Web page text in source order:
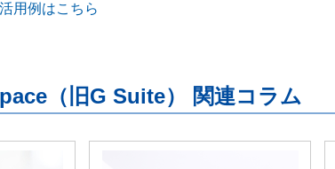
用例はこちら
（旧G Suite） 関連コラム